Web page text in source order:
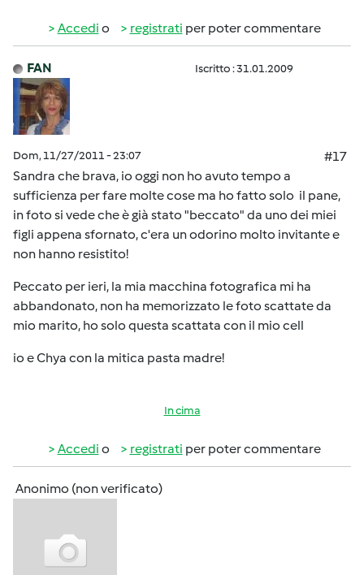
Accedi o registrati per poter commentare
FAN Iscritto : 31.01.2009
Dom, 11/27/2011 - 23:07
#17
Sandra che brava, io oggi non ho avuto tempo a
sufficienza per fare molte cose ma ho fatto solo il pane,
in foto si vede che è già stato "beccato" da uno dei miei
figli appena sfornato, c'era un odorino molto invitante e
non hanno resistito!
Peccato per ieri, la mia macchina fotografica mi ha
abbandonato, non ha memorizzato le foto scattate da
mio marito, ho solo questa scattata con il mio cell
io e Chya con la mitica pasta madre!
In cima
Accedi o registrati per poter commentare
Anonimo (non verificato)